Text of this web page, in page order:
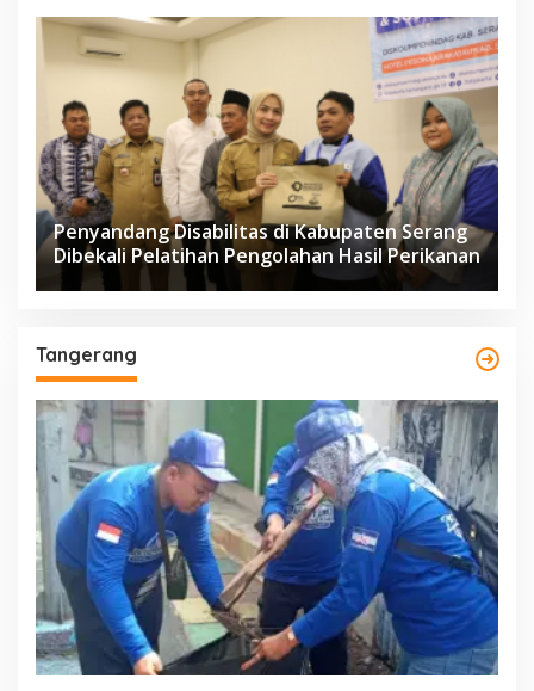
Penyandang Disabilitas di Kabupaten Serang
Dibekali Pelatihan Pengolahan Hasil Perikanan
Tangerang